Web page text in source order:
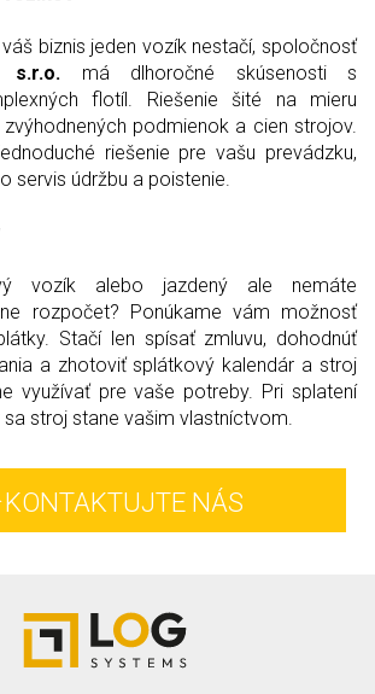
biznis jeden vozík nestačí, spoločnosť
s.r.o. má dlhoročné skúsenosti s
flotíl. Riešenie šité na mieru
podmienok a cien strojov.
riešenie pre vašu prevádzku,
servis údržbu a poistenie.
vozík alebo jazdený ale nemáte
rozpočet? Ponúkame vám možnosť
Stačí len spísať zmluvu, dohodnúť
a zhotoviť splátkový kalendár a stroj
využívať pre vaše potreby. Pri splatení
stroj stane vašim vlastníctvom.
KONTAKTUJTE NÁS